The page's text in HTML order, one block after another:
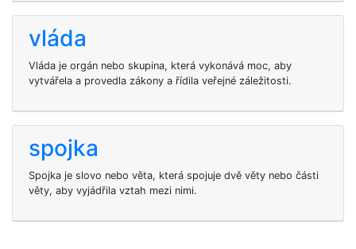
vláda
Vláda je orgán nebo skupina, která vykonává moc, aby
vytvářela a provedla zákony a řídila veřejné záležitosti.
spojka
Spojka je slovo nebo věta, která spojuje dvě věty nebo části
věty, aby vyjádřila vztah mezi nimi.